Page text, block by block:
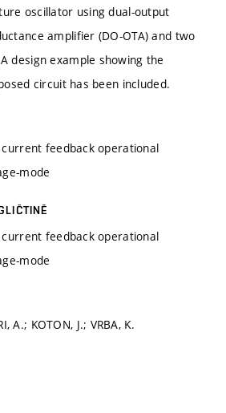
oscillator using dual-output
amplifier (DO-OTA) and two
design example showing the
circuit has been included.
feedback operational
mode
feedback operational
mode
A.; KOTON, J.; VRBA, K.